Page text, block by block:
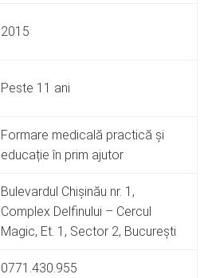
2015
Peste 11 ani
Formare medicală practică și
educație în prim ajutor
Bulevardul Chișinău nr. 1,
Complex Delfinului – Cercul
Magic, Et. 1, Sector 2, București
0771.430.955